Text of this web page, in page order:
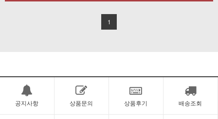
1
공지사항 상품문의 상품후기 배송조회